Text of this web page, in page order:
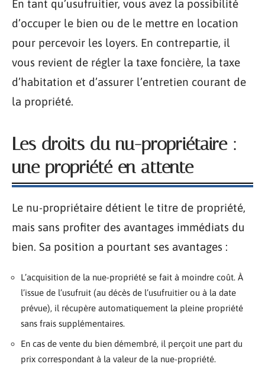
En tant qu’usufruitier, vous avez la possibilité
d’occuper le bien ou de le mettre en location
pour percevoir les loyers. En contrepartie, il
vous revient de régler la taxe foncière, la taxe
d’habitation et d’assurer l’entretien courant de
la propriété.
Les droits du nu-propriétaire :
une propriété en attente
Le nu-propriétaire détient le titre de propriété,
mais sans profiter des avantages immédiats du
bien. Sa position a pourtant ses avantages :
L’acquisition de la nue-propriété se fait à moindre coût. À
l’issue de l’usufruit (au décès de l’usufruitier ou à la date
prévue), il récupère automatiquement la pleine propriété
sans frais supplémentaires.
En cas de vente du bien démembré, il perçoit une part du
prix correspondant à la valeur de la nue-propriété.